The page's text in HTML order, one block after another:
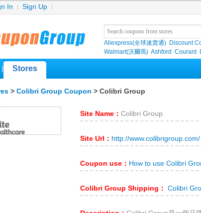
In Sign Up
Aliexpress(全球速賣通) Discount
Walmart(沃爾瑪) Ashford Courant
Stores
> Colibri Group Coupon > Colibri Group
Site Name： Colibri Group
Site Url： http://www.colibrigroup.com/
Coupon use： How to use Colibri
Colibri Group Shipping： Colibri